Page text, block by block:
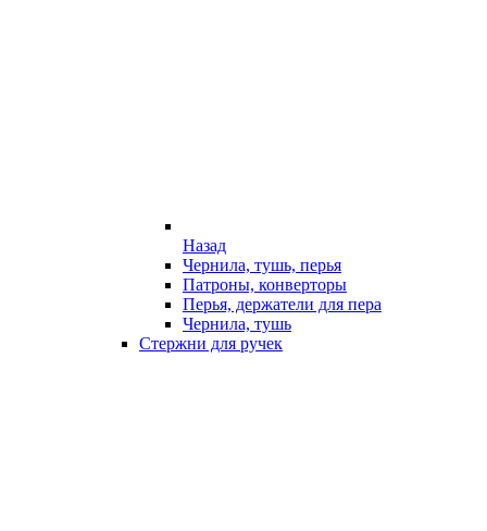
Назад
Чернила, тушь, перья
Патроны, конверторы
Перья, держатели для пера
Чернила, тушь
Стержни для ручек